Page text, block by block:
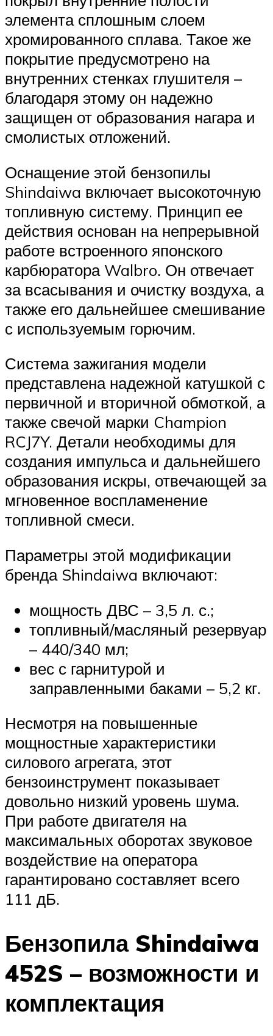
элемента сплошным слоем
хромированного сплава. Такое же
покрытие предусмотрено на
внутренних стенках глушителя –
благодаря этому он надежно
защищен от образования нагара и
смолистых отложений.
Оснащение этой бензопилы
Shindaiwa включает высокоточную
топливную систему. Принцип ее
действия основан на непрерывной
работе встроенного японского
карбюратора Walbro. Он отвечает
за всасывания и очистку воздуха, а
также его дальнейшее смешивание
с используемым горючим.
Система зажигания модели
представлена надежной катушкой с
первичной и вторичной обмоткой, а
также свечой марки Champion
RCJ7Y. Детали необходимы для
создания импульса и дальнейшего
образования искры, отвечающей за
мгновенное воспламенение
топливной смеси.
Параметры этой модификации
бренда Shindaiwa включают:
мощность ДВС – 3,5 л. с.;
топливный/масляный резервуар
– 440/340 мл;
вес с гарнитурой и
заправленными баками – 5,2 кг.
Несмотря на повышенные
мощностные характеристики
силового агрегата, этот
бензоинструмент показывает
довольно низкий уровень шума.
При работе двигателя на
максимальных оборотах звуковое
воздействие на оператора
гарантировано составляет всего
111 дБ.
Бензопила Shindaiwa
452S – возможности и
комплектация